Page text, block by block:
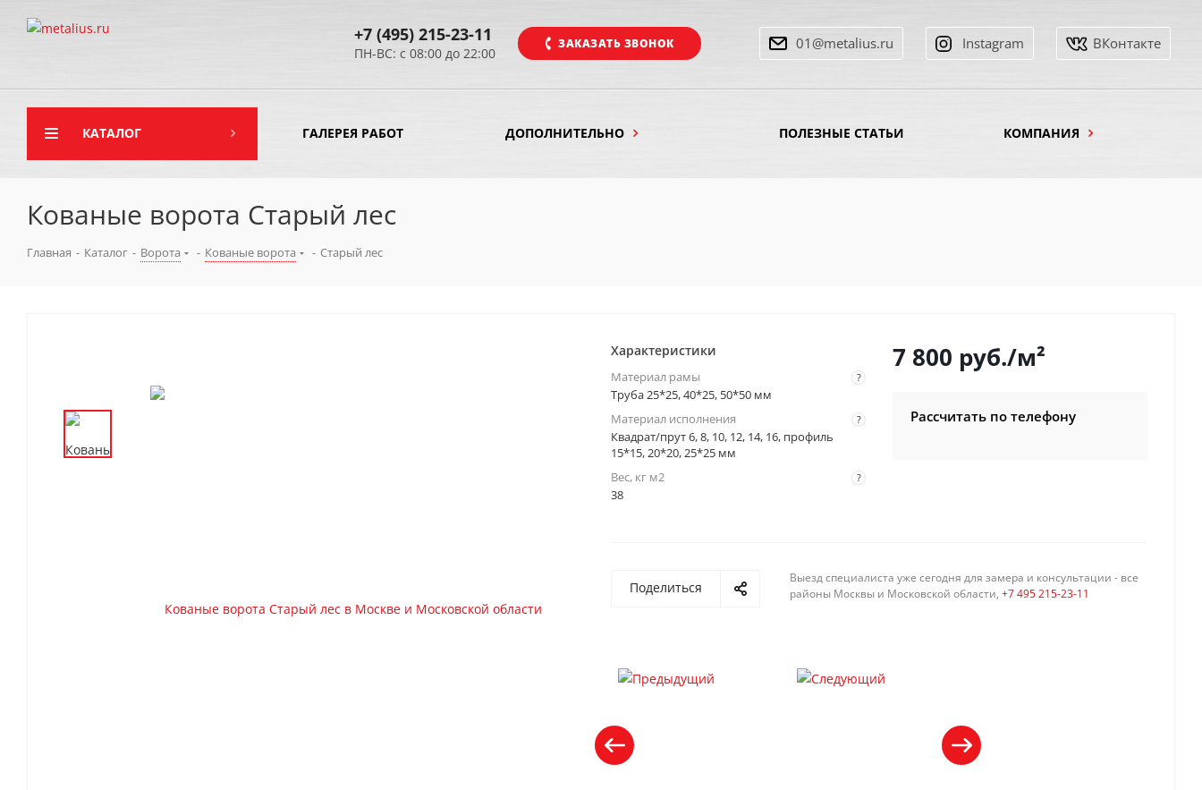
ЗАКАЗАТЬ ЗВОНОК 01@metalius.ru Instagram ВКонтакте
+7 (495) 215-23-11
ПН-ВС: с 08:00 до 22:00
КАТАЛОГ ГАЛЕРЕЯ РАБОТ ДОПОЛНИТЕЛЬНО ПОЛЕЗНЫЕ СТАТЬИ КОМПАНИЯ
Кованые ворота Старый лес
Главная - Каталог - Ворота - Кованые ворота - Старый лес
Характеристики
?
Материал рамы
Труба 25*25, 40*25, 50*50 мм
?
Материал исполнения
Квадрат/прут 6, 8, 10, 12, 14, 16, профиль
15*15, 20*20, 25*25 мм
?
Вес, кг м2
38
7 800 руб./м²
Рассчитать по телефону
Поделиться
Выезд специалиста уже сегодня для замера и консультации - все
районы Москвы и Московской области, +7 495 215-23-11